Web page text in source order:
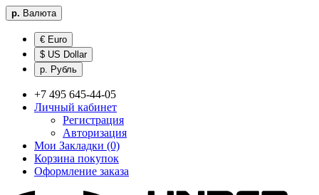
р. Валюта
€ Euro
$ US Dollar
р. Рубль
+7 495 645-44-05
Личный кабинет
Регистрация
Авторизация
Мои Закладки (0)
Корзина покупок
Оформление заказа